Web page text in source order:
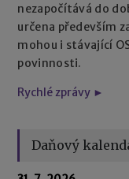
nezapočítává do
určena především
mohou i stávající
povinnosti.
Rychlé zprávy ►
Daňový